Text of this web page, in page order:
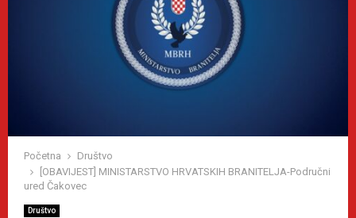
Početna
Društvo
[OBAVIJEST] MINISTARSTVO HRVATSKIH BRANITELJA-Područni
ured Čakovec
Društvo